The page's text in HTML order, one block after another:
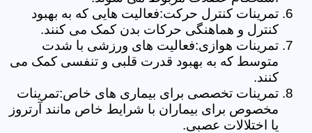
تمرینات کنترل حرکت:فعالیت هایی که به بهبود
کنترل و هماهنگی حرکات بدن کمک می کنند.
تمرینات هوازی:فعالیت های ورزشی با شدت
متوسط که به بهبود قدرت قلبی و تنفسی کمک می
کنند.
تمرینات تخصصی برای بیماری های خاص:تمرینات
مخصوص برای بیماران با شرایط خاص مانند آرتروز
یا اختلالات عصبی.